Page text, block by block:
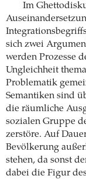
Im
sich zwei
werden Prozesse
Ungleichheit
Problematik
Semantiken sind
die räumliche
sozialen Gruppe
zerstöre. Auf
Bevölkerung
stehen, da sonst
dabei die Figur